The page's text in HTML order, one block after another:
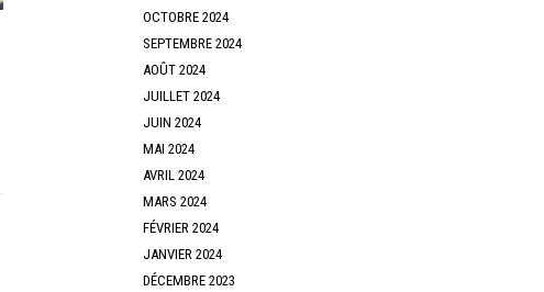
OCTOBRE 2024
SEPTEMBRE 2024
AOÛT 2024
JUILLET 2024
JUIN 2024
MAI 2024
AVRIL 2024
MARS 2024
FÉVRIER 2024
JANVIER 2024
DÉCEMBRE 2023